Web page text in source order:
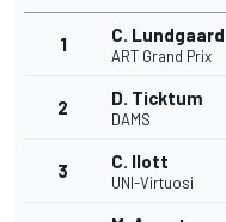
1 C. Lundgaard
ART Grand Prix
2 D. Ticktum
DAMS
3 C. Ilott
UNI-Virtuosi